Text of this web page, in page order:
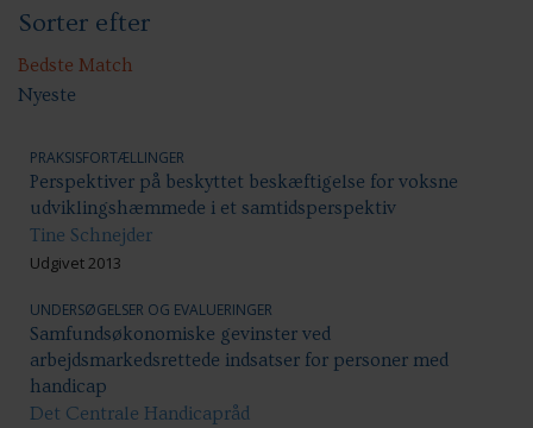
Sorter efter
Bedste Match
Nyeste
PRAKSISFORTÆLLINGER
Perspektiver på beskyttet beskæftigelse for voksne
udviklingshæmmede i et samtidsperspektiv
Tine Schnejder
Udgivet 2013
UNDERSØGELSER OG EVALUERINGER
Samfundsøkonomiske gevinster ved
arbejdsmarkedsrettede indsatser for personer med
handicap
Det Centrale Handicapråd